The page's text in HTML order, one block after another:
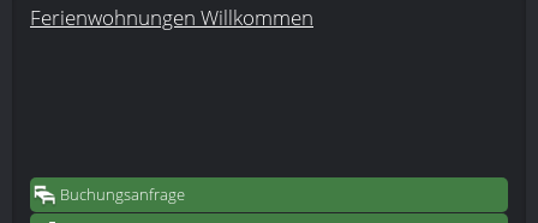
Ferienwohnungen Willkommen
Buchungsanfrage